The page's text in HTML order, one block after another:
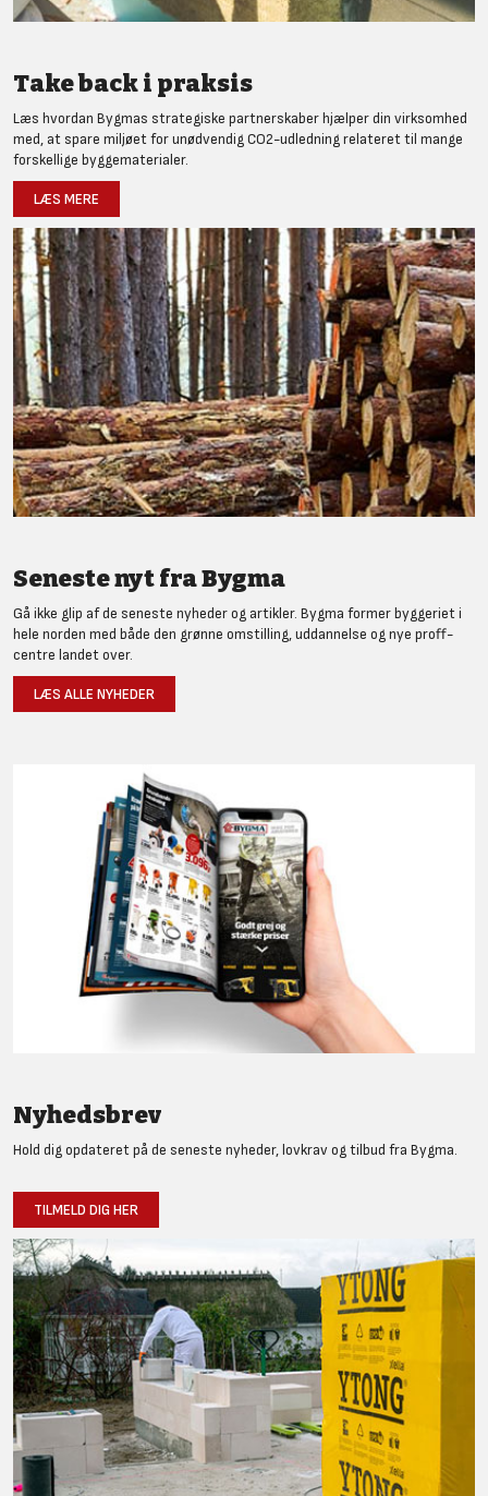
Take back i praksis
Læs hvordan Bygmas strategiske partnerskaber hjælper din virksomhed
med, at spare miljøet for unødvendig CO2-udledning relateret til mange
forskellige byggematerialer.
LÆS MERE
Seneste nyt fra Bygma
Gå ikke glip af de seneste nyheder og artikler. Bygma former byggeriet i
hele norden med både den grønne omstilling, uddannelse og nye proff-
centre landet over.
LÆS ALLE NYHEDER
Nyhedsbrev
Hold dig opdateret på de seneste nyheder, lovkrav og tilbud fra Bygma.
TILMELD DIG HER